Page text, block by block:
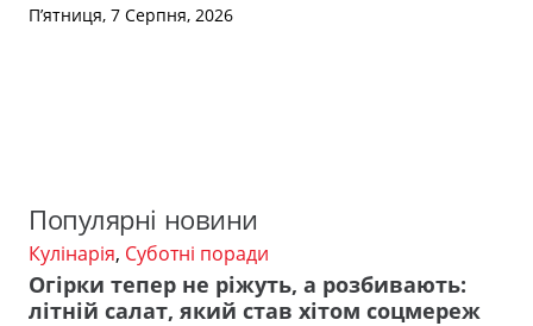
П’ятниця, 7 Серпня, 2026
Популярні новини
Кулінарія, Суботні поради
Огірки тепер не ріжуть, а розбивають:
літній салат, який став хітом соцмереж